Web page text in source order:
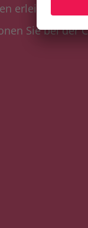
erleichtern
Sie bei der